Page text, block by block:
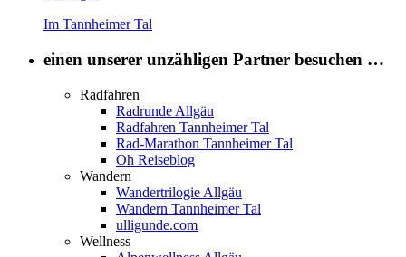
Im Tannheimer Tal
einen unserer unzähligen Partner besuchen …
Radfahren
Radrunde Allgäu
Radfahren Tannheimer Tal
Rad-Marathon Tannheimer Tal
Oh Reiseblog
Wandern
Wandertrilogie Allgäu
Wandern Tannheimer Tal
ulligunde.com
Wellness